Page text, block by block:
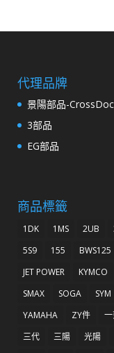
代理品牌
景陽部品-
3部品
EG部品
商品標籤
1DK 1MS 2UB
5S9
155 BWS125
JET POWER
KYMCO
SMAX
SOGA SYM
YAMAHA
ZY件
三代
三陽 光陽